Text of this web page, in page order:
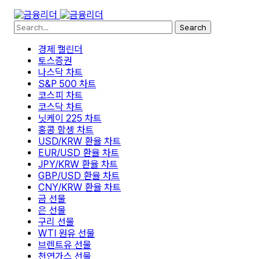
Search
경제 캘린더
토스증권
나스닥 차트
S&P 500 차트
코스피 차트
코스닥 차트
닛케이 225 차트
홍콩 항셍 차트
USD/KRW 환율 차트
EUR/USD 환율 차트
JPY/KRW 환율 차트
GBP/USD 환율 차트
CNY/KRW 환율 차트
금 선물
은 선물
구리 선물
WTI 원유 선물
브렌트유 선물
천연가스 선물